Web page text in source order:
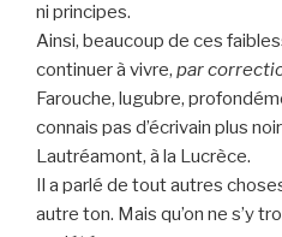
ni principes.
Ainsi, beaucoup de ces
continuer à vivre, par
Farouche, lugubre,
connais pas d’écrivain plus
Lautréamont, à la Lucrèce.
Il a parlé de tout autres
autre ton. Mais qu’on ne s’y